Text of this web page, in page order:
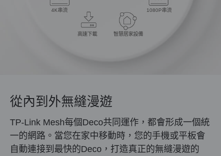
1080P串流
智慧居家設備
高速下載
4K串流
從內到外無縫漫遊
TP-Link Mesh每個Deco共同運作，都會形成一個統
一的網路。當您在家中移動時，您的手機或平板會
自動連接到最快的Deco，打造真正的無縫漫遊的